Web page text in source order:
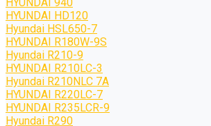
HYUNDAI HD120
Hyundai HSL650-7
HYUNDAI R180W-9S
Hyundai R210-9
HYUNDAI R210LC-3
Hyundai R210NLC 7A
HYUNDAI R220LC-7
HYUNDAI R235LCR-9
Hyundai R290